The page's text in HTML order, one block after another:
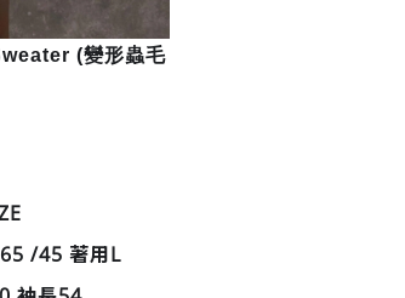
(變形蟲毛
/45 著用L